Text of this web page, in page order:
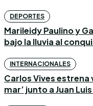
DEPORTES
Marileidy Paulino y
bajo la lluvia al
INTERNACIONALES
Carlos Vives estrena
mar’ junto a Juan